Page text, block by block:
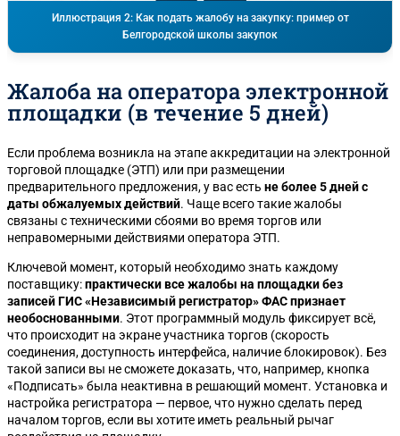
Иллюстрация 2: Как подать жалобу на закупку: пример от
Белгородской школы закупок
Жалоба на оператора электронной
площадки (в течение 5 дней)
Если проблема возникла на этапе аккредитации на электронной
торговой площадке (ЭТП) или при размещении
предварительного предложения, у вас есть не более 5 дней с
даты обжалуемых действий. Чаще всего такие жалобы
связаны с техническими сбоями во время торгов или
неправомерными действиями оператора ЭТП.
Ключевой момент, который необходимо знать каждому
поставщику:практически все жалобы на площадки без
записей ГИС «Независимый регистратор» ФАС признает
необоснованными. Этот программный модуль фиксирует всё,
что происходит на экране участника торгов (скорость
соединения, доступность интерфейса, наличие блокировок). Без
такой записи вы не сможете доказать, что, например, кнопка
«Подписать» была неактивна в решающий момент. Установка и
настройка регистратора — первое, что нужно сделать перед
началом торгов, если вы хотите иметь реальный рычаг